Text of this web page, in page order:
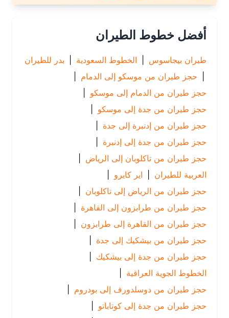
أفضل خطوط الطيران
طيران بيجاسوس | الخطوط السعودية | بدر للطيران
حجز طيران من موسكو إلى الدمام
|
حجز طيران من الدمام إلى موسكو |
حجز طيران من جدة إلى موسكو |
حجز طيران من إدنبرة إلى جدة
حجز طيران من جدة إلى إدنبرة |
حجز طيران من تاكلوبان إلى الرياض
|
العربية للطيران | اير كايرو
|
حجز طيران من الرياض إلى تاكلوبان |
حجز طيران من طرابزون إلى القاهرة |
حجز طيران من القاهرة إلى طرابزون |
حجز طيران من بيشكيك إلى جدة
حجز طيران من جدة إلى بيشكيك |
الخطوط الجوية العراقية
حجز طيران من دوسلدورف إلى بودروم |
حجز طيران من جدة إلى كوتاباتو |